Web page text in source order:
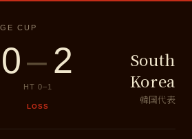
CUP
0–2
HT 0–1
LOSS
South
Korea
韓国代表